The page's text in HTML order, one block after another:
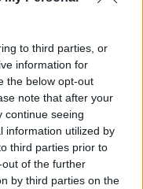
to third parties, or
information for
the below opt-out
note that after your
continue seeing
information utilized by
third parties prior to
of the further
by third parties on the
beneficiar da
no país.
TM Moto
as condições de
Multimoto
TM Moto